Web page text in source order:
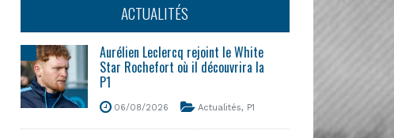
ACTUALITÉS
Aurélien Leclercq rejoint le White
Star Rochefort où il découvrira la
P1
06/08/2026 Actualités, P1